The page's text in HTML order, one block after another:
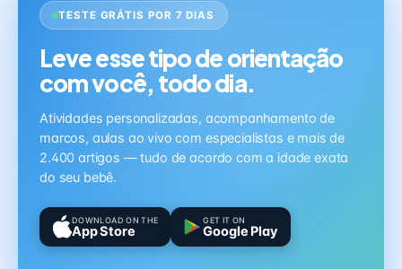
TESTE GRÁTIS POR 7 DIAS
Leve esse tipo de orientação
com você, todo dia.
Atividades personalizadas, acompanhamento de
marcos, aulas ao vivo com especialistas e mais de
2.400 artigos — tudo de acordo com a idade exata
do seu bebê.
DOWNLOAD ON THE
App Store
GET IT ON
Google Play